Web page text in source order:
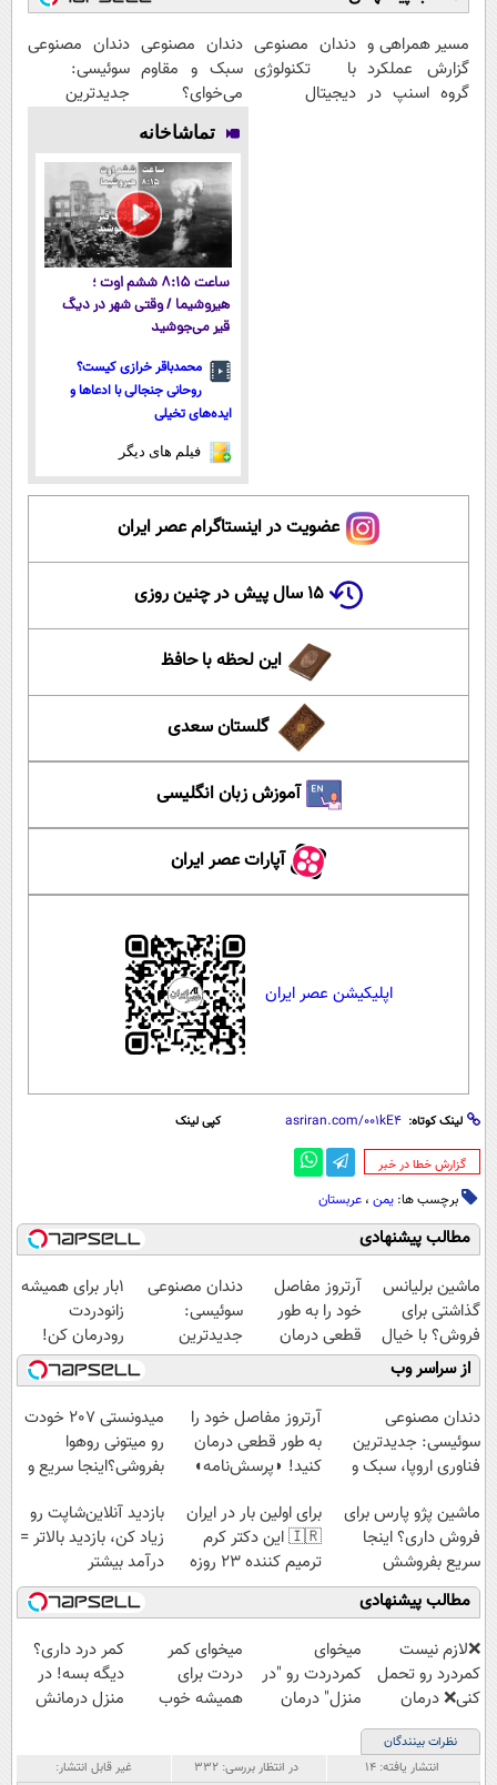
مسیر همراهی و
گزارش عملکرد
گروه اسنپ در
دندان مصنوعی
با تکنولوژی
دیجیتال
دندان مصنوعی
سبک و مقاوم
می‌خوای؟
پرداخت
اقساطی هم
داریم!😍 | 📍
تهران
دندان مصنوعی
سوئیسی:
جدیدترین
پرداخت قسطی
تماشاخانه
ساعت ۸:۱۵ ششم اوت ؛
هیروشیما / وقتی شهر در دیگ
قیر می‌جوشید
محمدباقر خرازی کیست؟
روحانی جنجالی با ادعاها و
ایده‌های تخیلی
فیلم های دیگر
عضویت در اینستاگرام عصر ایران
۱۵ سال پیش در چنین روزی
این لحظه با حافظ
گلستان سعدی
آموزش زبان انگلیسی
آپارات عصر ایران
اپلیکیشن عصر ایران
لینک کوتاه: کپی لینک
‌گزارش خطا در خبر
برچسب ها: یمن ، عربستان
مطالب پیشنهادی
ماشین برلیانس
گذاشتی برای
فروش؟ با خیال
راحت بفروش
آرتروز مفاصل
خود را به طور
قطعی درمان
کنید!
◗پرسش‌نامه◖
دندان مصنوعی
سوئیسی:
جدیدترین
فناوری اروپا،
سبک و مقاوم |
پرداخت قسطی
1بار برای همیشه
زانودردت
رودرمان کن!
(تکنولوژی آلمان)
◂پرسشنامه▸
از سراسر وب
دندان مصنوعی
سوئیسی: جدیدترین
فناوری اروپا، سبک و
قسطی
آرتروز مفاصل خود را
به طور قطعی درمان
کنید! ◗پرسش‌نامه◖
میدونستی 207 خودت
رو میتونی روهوا
بفروشی؟اینجا سریع و
ماشین پژو پارس برای
فروش داری؟ اینجا
سریع بفروشش
برای اولین بار در ایران
🇮🇷 این دکتر کرم
ترمیم کننده 23 روزه
ساخت!
بازدید آنلاین‌شاپت رو
زیاد کن، بازدید بالاتر =
درآمد بیشتر
مطالب پیشنهادی
❌لازم نیست
کمردرد رو تحمل
کنی❌ درمان
بدون جراحی و
قرص
(پرسشنامه)
میخوای
کمردردت رو "در
منزل" درمان
میخوای کمر
دردت برای
همیشه خوب
کن!
کمر درد داری؟
دیگه بسه! در
منزل درمانش
نظرات بینندگان
انتشار یافته:۱۴ در انتظار بررسی: ۳۳۲
غیر قابل انتشار: